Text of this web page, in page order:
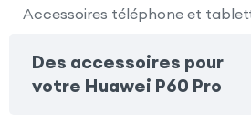
Accessoires téléphone et
Des accessoires pour
votre Huawei P60 Pro